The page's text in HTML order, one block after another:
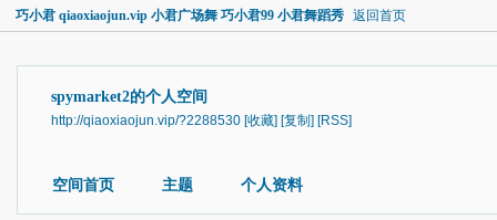
巧小君 qiaoxiaojun.vip 小君广场舞 巧小君99 小君舞蹈秀 返回首页
spymarket2的个人空间
http://qiaoxiaojun.vip/?2288530 [收藏] [复制] [RSS]
空间首页 主题 个人资料